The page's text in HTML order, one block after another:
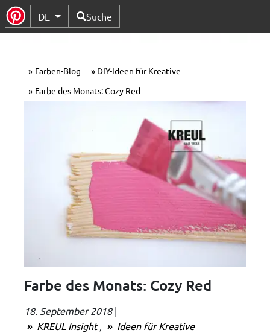
Untermenü Umschalten
DE Verfügbare Sprachen
Suche
Farben-Blog
DIY-Ideen für Kreative
Farbe des Monats: Cozy Red
Farbe des Monats: Cozy Red
18. September 2018 |
KREUL Insight
Ideen für Kreative